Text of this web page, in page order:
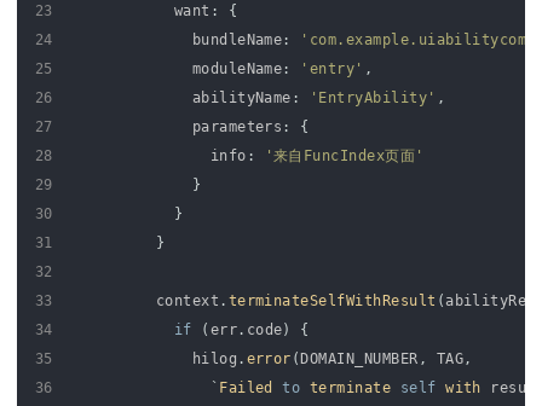
23
24
25
26
27
28
29
30
31
32
33
34
35
36
want :
{
bundleName :
moduleName : 'entry' ,
abilityName : 'EntryAbility' ,
parameters :
{
info :
'来自FuncIndex页面'
}
}
}
context . terminateSelfWithResult (
if
( err . code)
{
hilog . error (DOMAIN_NUMBER , TAG ,
` Failed to terminate self with